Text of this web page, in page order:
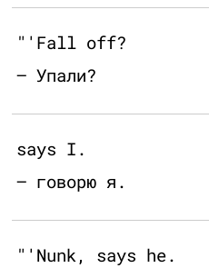
"'Fall off?
— Упали?
says I.
— говорю я.
"'Nunk, says he.